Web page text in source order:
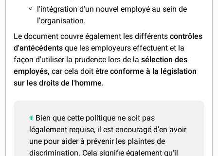
l'intégration d'un nouvel employé au sein de
l'organisation.
Le document couvre également les différentscontrôles
d'antécédentsque les employeurs effectuent et la
façon d'utiliser la prudence lors de lasélection des
employés, car cela doit êtreconforme à la législation
sur les droits de l'homme.
Bien que cette politique ne soit pas
légalement requise, il est encouragé d'en avoir
une pour aider à prévenir les plaintes de
discrimination. Cela signifie également qu'il